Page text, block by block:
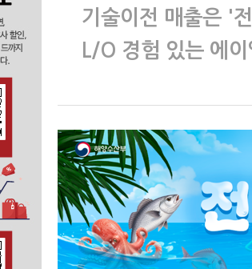
기술이전 매출은 '
L/O 경험 있는 에